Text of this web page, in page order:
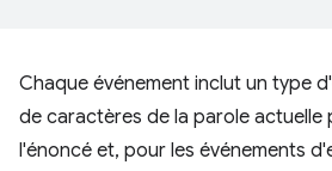
Chaque événement inclut un type
de caractères de la parole actuelle
l'énoncé et, pour les événements